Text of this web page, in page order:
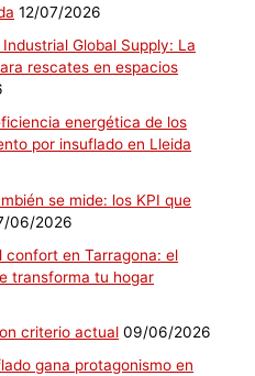
12/07/2026
Global Supply: La
rescates en espacios
energética de los
por insuflado en Lleida
se mide: los KPI que
06/2026
confort en Tarragona: el
transforma tu hogar
criterio actual 09/06/2026
gana protagonismo en